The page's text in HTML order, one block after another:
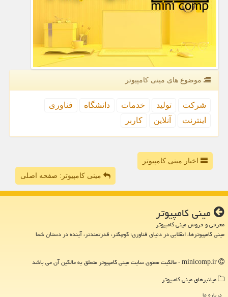
موضوع های مینی كامپیوتر
شركت تولید خدمات دانشگاه
فناوری
اینترنت
آنلاین كاربر
اخبار مینی کامپیوتر
مینی کامپیوتر: صفحه اصلی
مینی كامپیوتر
معرفی و فروش مینی کامپیوتر
مینی کامپیوترها، انقلابی در دنیای فناوری؛ کوچکتر، قدرتمندتر، آینده در دستان شما
میانبرهای مینی كامپیوتر
درباره ما